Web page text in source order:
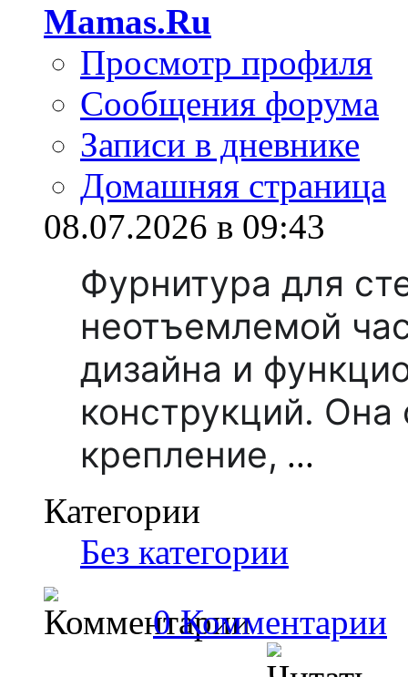
Mamas.Ru
Просмотр профиля
Сообщения форума
Записи в дневнике
Домашняя страница
08.07.2026 в 09:43
Фурнитура для
неотъемлемой
дизайна и
конструкций.
крепление, ...
Категории
Без категории
0 Комментарии